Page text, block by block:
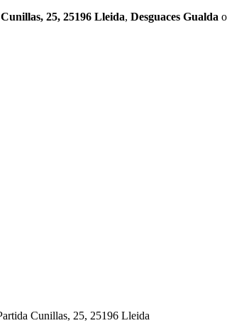
25, 25196 Lleida, Desguaces Gualda
Cunillas, 25, 25196 Lleida